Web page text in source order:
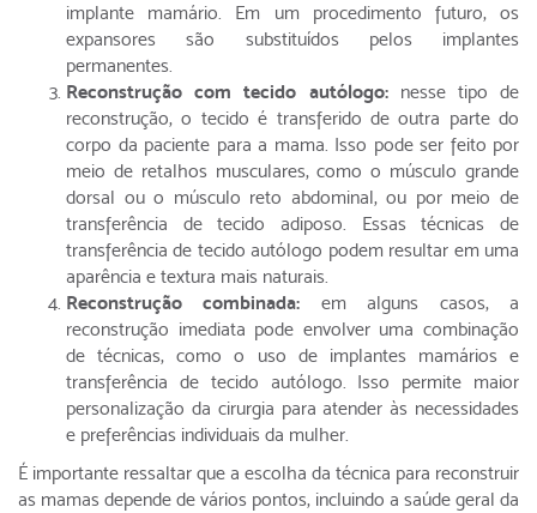
implante mamário. Em um procedimento futuro, os
expansores são substituídos pelos implantes
permanentes.
Reconstrução com tecido autólogo:nesse tipo de
reconstrução, o tecido é transferido de outra parte do
corpo da paciente para a mama. Isso pode ser feito por
meio de retalhos musculares, como o músculo grande
dorsal ou o músculo reto abdominal, ou por meio de
transferência de tecido adiposo. Essas técnicas de
transferência de tecido autólogo podem resultar em uma
aparência e textura mais naturais.
Reconstrução combinada: em alguns casos, a
reconstrução imediata pode envolver uma combinação
de técnicas, como o uso de implantes mamários e
transferência de tecido autólogo. Isso permite maior
personalização da cirurgia para atender às necessidades
e preferências individuais da mulher.
É importante ressaltar que a escolha da técnica para reconstruir
as mamas depende de vários pontos, incluindo a saúde geral da